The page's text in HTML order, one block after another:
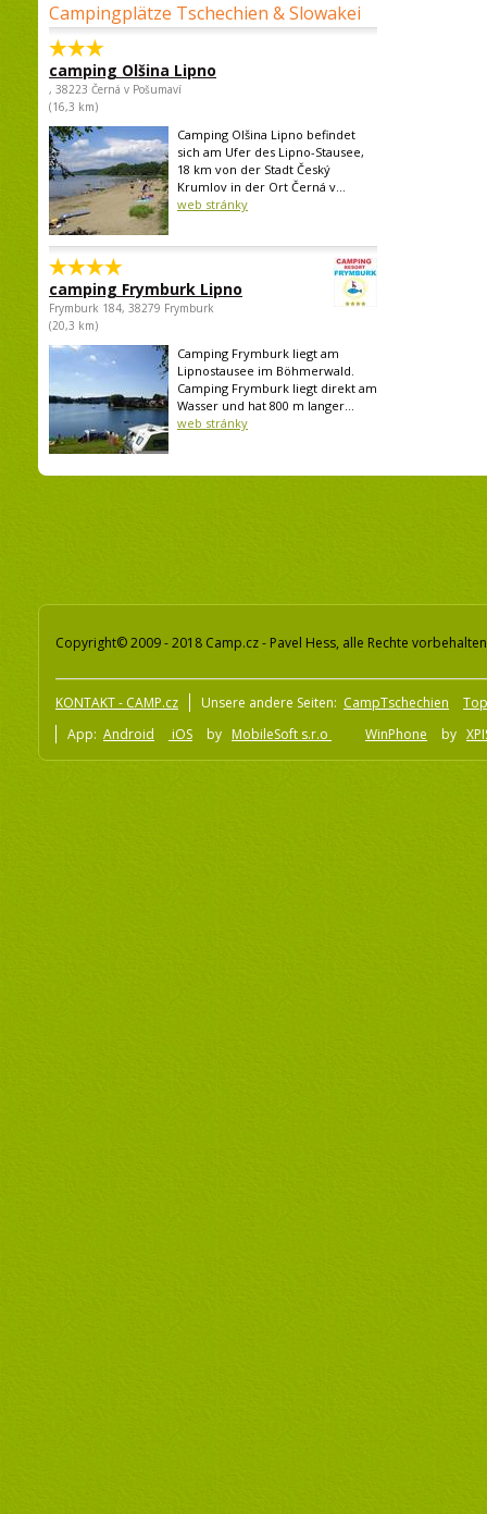
Campingplätze Tschechien & Slowakei
camping Olšina Lipno
, 38223 Černá v Pošumaví
(16,3 km)
Camping Olšina Lipno befindet
sich am Ufer des Lipno-Stausee,
18 km von der Stadt Český
Krumlov in der Ort Černá v...
web stránky
camping Frymburk Lipno
Frymburk 184, 38279 Frymburk
(20,3 km)
Camping Frymburk liegt am
Lipnostausee im Böhmerwald.
Camping Frymburk liegt direkt am
Wasser und hat 800 m langer...
web stránky
Copyright© 2009 - 2018 Camp.cz - Pavel Hess, alle Rechte vorbehalten
KONTAKT - CAMP.cz Unsere andere Seiten: CampTschechien
App: Android iOS by MobileSoft s.r.o WinPhone by